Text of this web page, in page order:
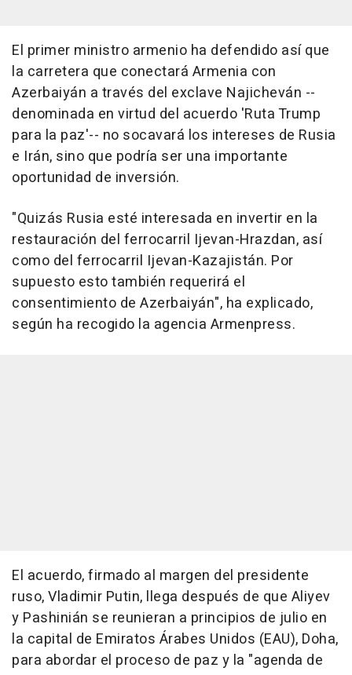
El primer ministro armenio ha defendido así que
la carretera que conectará Armenia con
Azerbaiyán a través del exclave Najicheván --
denominada en virtud del acuerdo 'Ruta Trump
para la paz'-- no socavará los intereses de Rusia
e Irán, sino que podría ser una importante
oportunidad de inversión.
"Quizás Rusia esté interesada en invertir en la
restauración del ferrocarril Ijevan-Hrazdan, así
como del ferrocarril Ijevan-Kazajistán. Por
supuesto esto también requerirá el
consentimiento de Azerbaiyán", ha explicado,
según ha recogido la agencia Armenpress.
El acuerdo, firmado al margen del presidente
ruso, Vladimir Putin, llega después de que Aliyev
y Pashinián se reunieran a principios de julio en
la capital de Emiratos Árabes Unidos (EAU), Doha,
para abordar el proceso de paz y la "agenda de